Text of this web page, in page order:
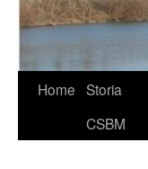
VaiHome Storia
CSBM